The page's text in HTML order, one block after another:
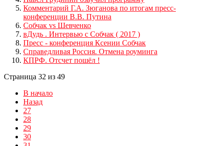
Комментарий Г.А. Зюганова по итогам пресс-
конференции В.В. Путина
Собчак vs Шевченко
вДудь . Интервью с Собчак ( 2017 )
Пресс - конференция Ксении Собчак
Cправедливая Россия. Отмена роуминга
КПРФ. Отсчет пошёл !
Страница 32 из 49
В начало
Назад
27
28
29
30